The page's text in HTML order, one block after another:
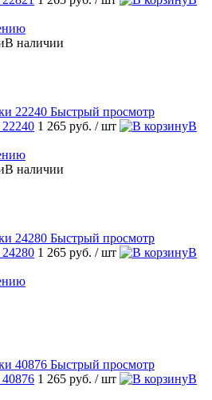
В наличии
Быстрый просмотр
1 265 руб. / шт
В
В наличии
Быстрый просмотр
1 265 руб. / шт
В
Быстрый просмотр
1 265 руб. / шт
В